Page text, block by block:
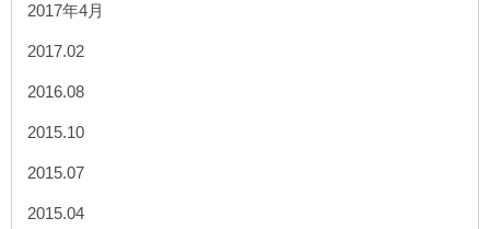
2017年4月
2017.02
2016.08
2015.10
2015.07
2015.04